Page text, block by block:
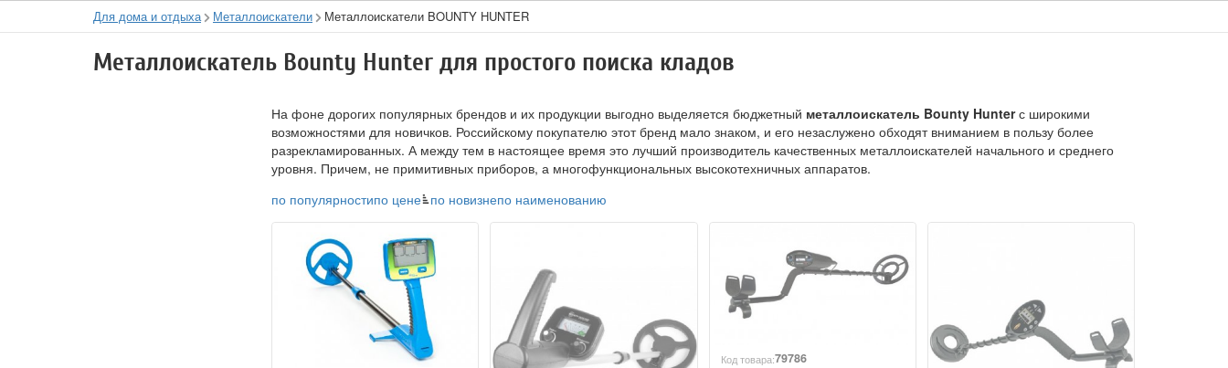
Для дома и отдыха Металлоискатели Металлоискатели BOUNTY HUNTER
Металлоискатель Bounty Hunter для простого поиска кладов
На фоне дорогих популярных брендов и их продукции выгодно выделяется бюджетный металлоискатель Bounty Hunterс широкими
возможностями для новичков. Российскому покупателю этот бренд мало знаком, и его незаслужено обходят вниманием в пользу более
разрекламированных. А между тем в настоящее время это лучший производитель качественных металлоискателей начального и среднего
уровня. Причем, не примитивных приборов, а многофункциональных высокотехничных аппаратов.
по популярностипо цене по новизнепо наименованию
Код товара:79786